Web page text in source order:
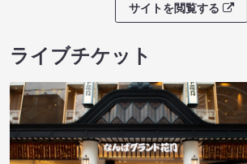
サイトを閲覧する
ライブチケット